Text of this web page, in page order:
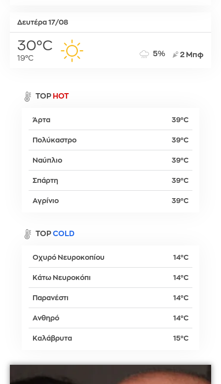
Δευτέρα 17/08
30°C
19°C
5% 2 Μπφ
TOP HOT
Άρτα 39°C
Πολύκαστρο 39°C
Ναύπλιο 39°C
Σπάρτη 39°C
Αγρίνιο 39°C
TOP COLD
Οχυρό Νευροκοπίου 14°C
Κάτω Νευροκόπι 14°C
Παρανέστι 14°C
Ανθηρό 14°C
Καλάβρυτα 15°C